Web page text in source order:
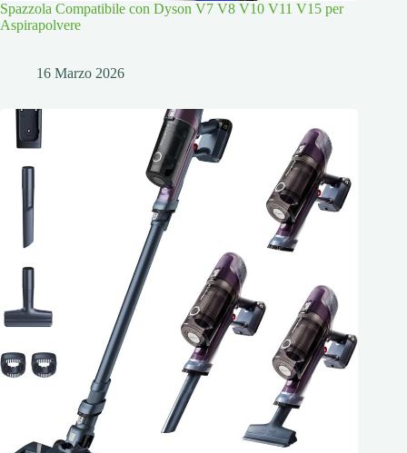
Spazzola Compatibile con Dyson V7 V8 V10 V11 V15 per
Aspirapolvere
16 Marzo 2026